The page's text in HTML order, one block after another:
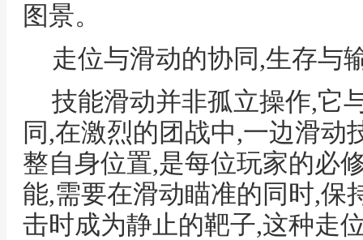
图景。
走位与滑动的协同,生存与
技能滑动并非孤立操作,它
同,在激烈的团战中,一边滑动
整自身位置,是每位玩家的必
能,需要在滑动瞄准的同时,保
击时成为静止的靶子,这种走